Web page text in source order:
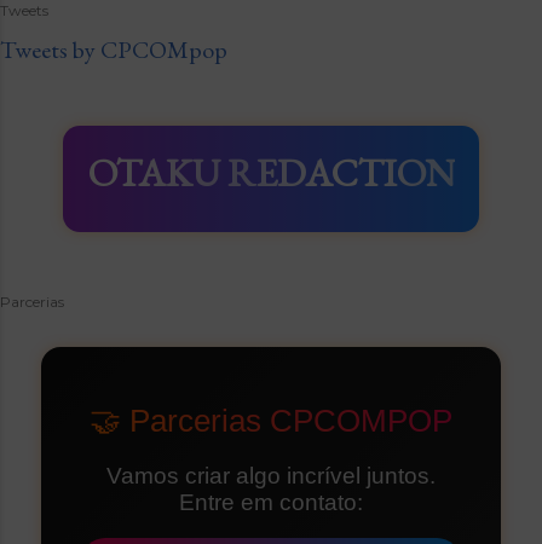
Tweets
Tweets by CPCOMpop
OTAKU REDACTION
Parcerias
🤝 Parcerias CPCOMPOP
Vamos criar algo incrível juntos.
Entre em contato: